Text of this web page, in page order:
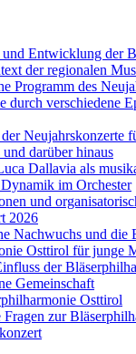
Entwicklung der
der regionalen
Programm des
durch verschiedene
Neujahrskonzerte
darüber hinaus
Dallavia als
im Orchester
und
2026
Nachwuchs und die
Osttirol für junge
der
Gemeinschaft
Osttirol
zur